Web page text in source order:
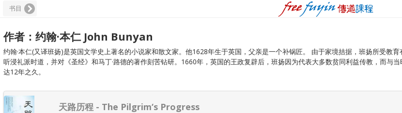
书目
作者：约翰·本仁 John Bunyan
约翰·本仁(又译班扬)是英国文学史上著名的小说家和散文家。他1628年生于英国，父亲是一个补锅匠。 由于家境拮据，班扬所受教
听浸礼派时道，并对《圣经》和马丁·路德的著作刻苦钻研。1660年，英国的王政复辟后，班扬因为代表大多数贫同利益传教，而与
达12年之久。
天路历程 - The Pilgrim‘s Progress